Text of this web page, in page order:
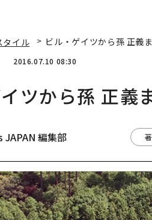
タイル ビル・ゲイツから孫 正義
2016.07.10 08:30
ツから孫 正義
JAPAN 編集部